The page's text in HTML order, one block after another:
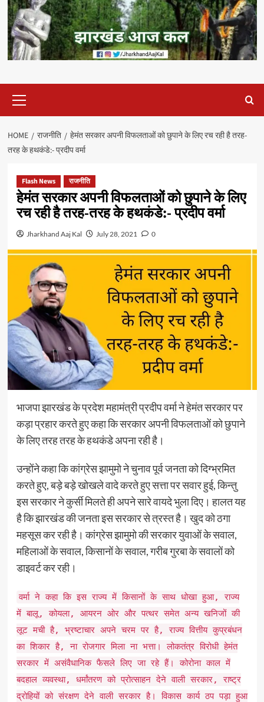
Menu
HOME राजनीति
हेमंत सरकार अपनी विफलताओं को छुपाने के लिए रच रही है तरह-
तरह के हथकंडे:- प्रदीप वर्मा
Flash News राजनीति
हेमंत सरकार अपनी विफलताओं को छुपाने के लिए
रच रही है तरह-तरह के हथकंडे:- प्रदीप वर्मा
Jharkhand Aaj Kal July 28, 2021 0
भाजपा झारखंड के प्रदेश महामंत्री प्रदीप वर्मा ने हेमंत सरकार पर
कड़ा प्रहार करते हुए कहा कि सरकार अपनी विफलताओं को छुपाने
के लिए तरह तरह के हथकंडे अपना रही है।
उन्होंने कहा कि कांग्रेस झामुमो ने चुनाव पूर्व जनता को दिग्भ्रमित
करते हुए, बड़े बड़े खोखले वादे करते हुए सत्ता पर सवार हुई, किन्तु
इस सरकार ने कुर्सी मिलते ही अपने सारे वायदे भुला दिए। हालत यह
है कि झारखंड की जनता इस सरकार से त्रस्त है। खुद को ठगा
महसूस कर रही है। कांग्रेस झामुमो की सरकार युवाओं के सवाल,
महिलाओं के सवाल, किसानों के सवाल, गरीब गुरबा के सवालों को
डाइवर्ट कर रही।
वर्मा ने कहा कि इस राज्य में किसानों के साथ धोखा हुआ, राज्य
में बालू, कोयला, आयरन ओर और पत्थर समेत अन्य खनिजों की
लूट मची है, भ्रष्टाचार अपने चरम पर है, राज्य वित्तीय कुप्रबंधन
का शिकार है, ना रोजगार मिला ना भत्ता। लोकतंत्र विरोधी हेमंत
सरकार में असंवैधानिक फैसले लिए जा रहे हैं। कोरोना काल में
बदहाल व्यवस्था, धर्मांतरण को प्रोत्साहन देने वाली सरकार, राष्ट्र
द्रोहियों को संरक्षण देने वाली सरकार है। विकास कार्य ठप पड़ा हुआ